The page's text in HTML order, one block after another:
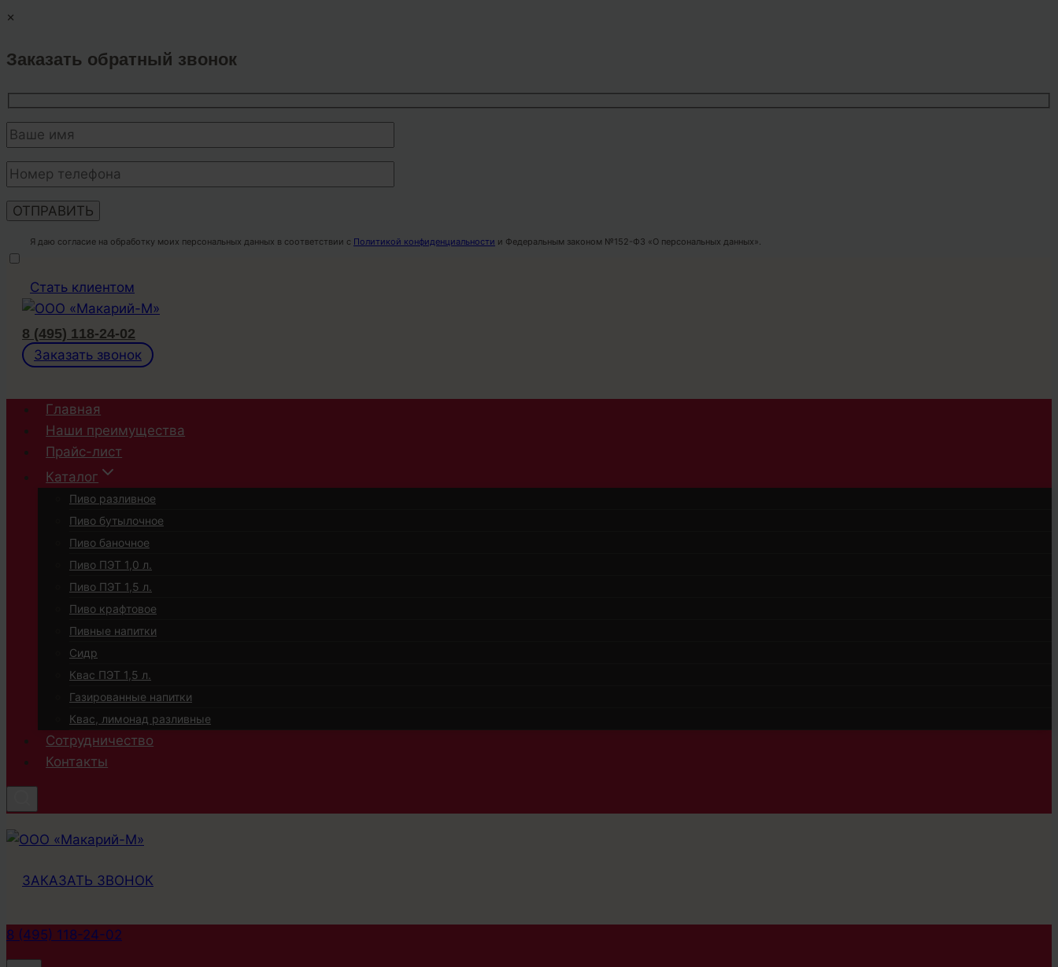
×
Заказать обратный звонок
Я даю согласие на обработку моих персональных данных в соответствии с Политикой конфиденциальности и Федеральным законом №152-ФЗ «О персональных данных».
к
содержимому
Стать клиентом
8 (495) 118-24-02
Заказать звонок
Главная
Наши преимущества
Прайс-лист
Каталог
Пиво разливное
Пиво бутылочное
Пиво баночное
Пиво ПЭТ 1,0 л.
Пиво ПЭТ 1,5 л.
Пиво крафтовое
Пивные напитки
Сидр
Квас ПЭТ 1,5 л.
Газированные напитки
Квас, лимонад разливные
Сотрудничество
Контакты
ЗАКАЗАТЬ ЗВОНОК
8 (495) 118-24-02